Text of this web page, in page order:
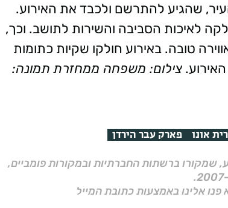
שהגיע להתרשם ולכבד את האירוע.
לאיכות הסביבה והשירות לתושב. וכך,
טובה. באירוע חולקו שקיות כתומות
צילום: משפחה ממחזרת תמונה:
אונו פארק עבר הירדן
שמקורו ברשתות החברתיות ובמקורות פומביים,
אלינו באמצעות כתובת המייל